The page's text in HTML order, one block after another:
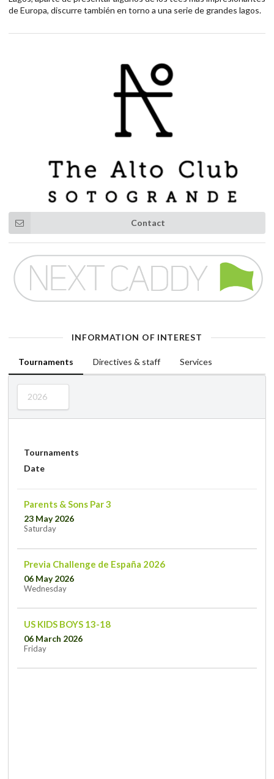
de Europa, discurre también en torno a una serie de grandes lagos.
Contact
INFORMATION OF INTEREST
Tournaments Directives & staff Services
2026
Tournaments
Date
Parents & Sons Par 3
23 May 2026
Saturday
Previa Challenge de España 2026
06 May 2026
Wednesday
US KIDS BOYS 13-18
06 March 2026
Friday